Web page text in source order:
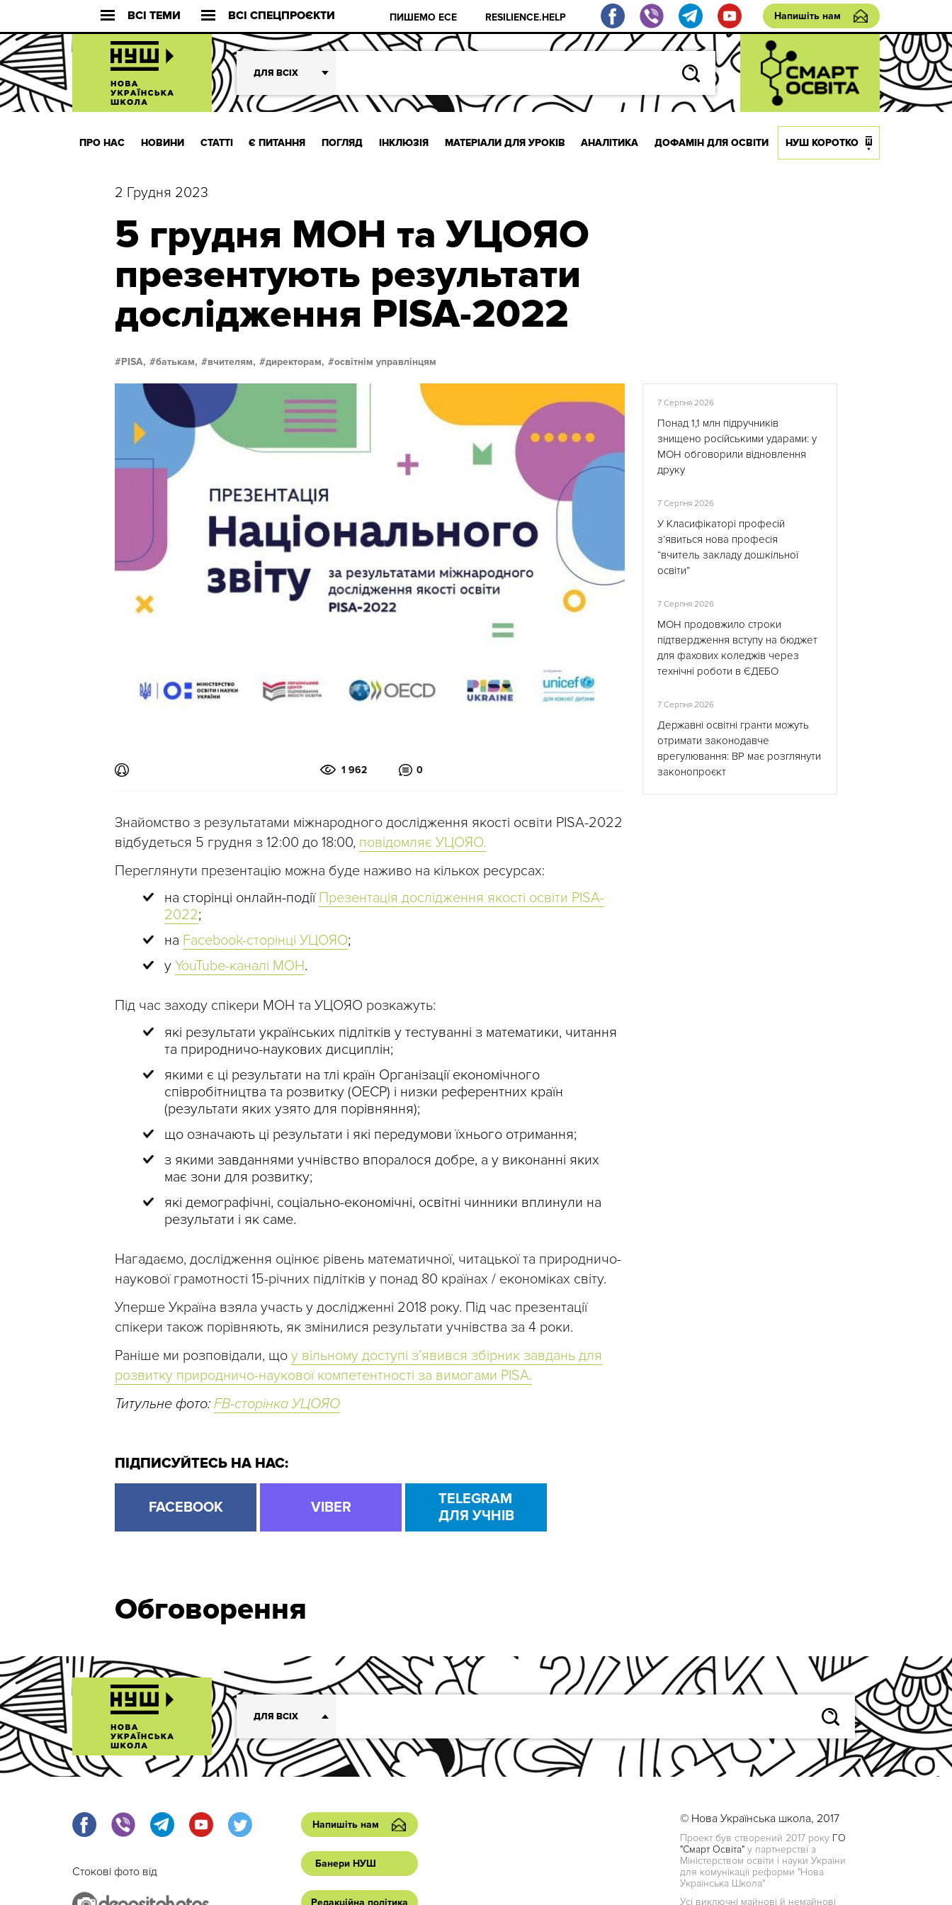
ВСІ ТЕМИ ВСІ СПЕЦПРОЄКТИ ПИШЕМО ЕСЕ RESILIENCE.HELP Напишіть нам
ДЛЯ ВСІХ
ПРО НАС НОВИНИ СТАТТІ Є ПИТАННЯ ПОГЛЯД ІНКЛЮЗІЯ МАТЕРІАЛИ ДЛЯ УРОКІВ АНАЛІТИКА ДОФАМІН ДЛЯ ОСВІТИ НУШ КОРОТКО
2 Грудня 2023
5 грудня МОН та УЦОЯО
презентують результати
дослідження PISA-2022
PISA, батькам, вчителям, директорам, освітнім управлінцям
1 962 0
Знайомство з результатами міжнародного дослідження якості освіти PISA-2022
відбудеться 5 грудня з 12:00 до 18:00, повідомляє УЦОЯО.
Переглянути презентацію можна буде наживо на кількох ресурсах:
на сторінці онлайн-події Презентація дослідження якості освіти PISA-
2022;
на Facebook-сторінці УЦОЯО;
у YouTube-каналі МОН.
Під час заходу спікери МОН та УЦОЯО розкажуть:
які результати українських підлітків у тестуванні з математики, читання
та природничо-наукових дисциплін;
якими є ці результати на тлі країн Організації економічного
співробітництва та розвитку (ОЕСР) і низки референтних країн
(результати яких узято для порівняння);
що означають ці результати і які передумови їхнього отримання;
з якими завданнями учнівство впоралося добре, а у виконанні яких
має зони для розвитку;
які демографічні, соціально-економічні, освітні чинники вплинули на
результати і як саме.
Нагадаємо, дослідження оцінює рівень математичної, читацької та природничо-
наукової грамотності 15-річних підлітків у понад 80 країнах / економіках світу.
Уперше Україна взяла участь у дослідженні 2018 року. Під час презентації
спікери також порівняють, як змінилися результати учнівства за 4 роки.
Раніше ми розповідали, що у вільному доступі з’явився збірник завдань для
розвитку природничо-наукової компетентності за вимогами PISA.
Титульне фото: FB-сторінка УЦОЯО
ПІДПИСУЙТЕСЬ НА НАС:
FACEBOOK VIBER
TELEGRAM
ДЛЯ УЧНІВ
7 Серпня 2026
Понад 1,1 млн підручників
знищено російськими ударами: у
МОН обговорили відновлення
друку
7 Серпня 2026
У Класифікаторі професій
з’явиться нова професія
“вчитель закладу дошкільної
освіти”
7 Серпня 2026
МОН продовжило строки
підтвердження вступу на бюджет
для фахових коледжів через
технічні роботи в ЄДЕБО
7 Серпня 2026
Державні освітні гранти можуть
отримати законодавче
врегулювання: ВР має розглянути
законопроєкт
Обговорення
ДЛЯ ВСІХ
Стокові фото від
Напишіть нам
Банери НУШ
Редакційна політика
© Нова Українська школа, 2017
Проект був створений 2017 року ГО
"Смарт Освіта" у партнерстві з
Міністерством освіти і науки України
для комунікації реформи "Нова
Українська Школа"
Усі виключні майнові й немайнові